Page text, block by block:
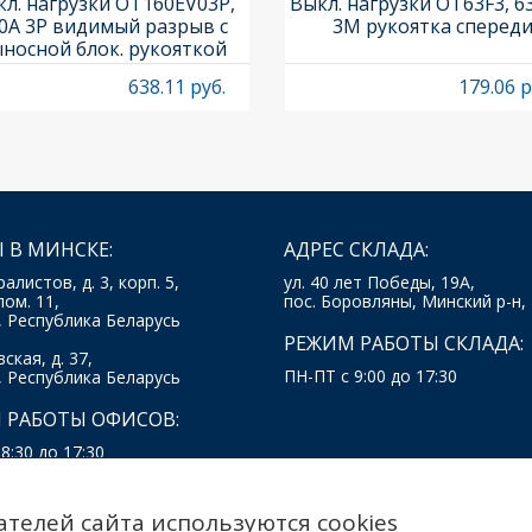
3P видимый разрыв с
блок. рукояткой
и осью OXP6X210
638.11 руб.
3M рукоятка спереди
179.06
МИНСКЕ:
д. 3, корп. 5,
11,
Республика Беларусь
д. 37,
Республика Беларусь
ОФИСОВ:
до 17:30
АДРЕС СКЛАДА:
ул. 40 лет Победы, 19А,
пос. Боровляны, Минский р-н,
РЕЖИМ РАБОТЫ СКЛАДА:
ПН-ПТ с 9:00 до 17:30
сайта используются cookies